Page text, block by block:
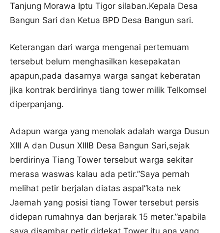
Tanjung Morawa Iptu Tigor silaban.Kepala Desa
Bangun Sari dan Ketua BPD Desa Bangun sari.
Keterangan dari warga mengenai pertemuam
tersebut belum menghasilkan kesepakatan
apapun,pada dasarnya warga sangat keberatan
jika kontrak berdirinya tiang tower milik Telkomsel
diperpanjang.
Adapun warga yang menolak adalah warga Dusun
XIII A dan Dusun XIIIB Desa Bangun Sari,sejak
berdirinya Tiang Tower tersebut warga sekitar
merasa waswas kalau ada petir.”Saya pernah
melihat petir berjalan diatas aspal”kata nek
Jaemah yang posisi tiang Tower tersebut persis
didepan rumahnya dan berjarak 15 meter.”apabila
saya disambar petir didekat Tower itu apa yang